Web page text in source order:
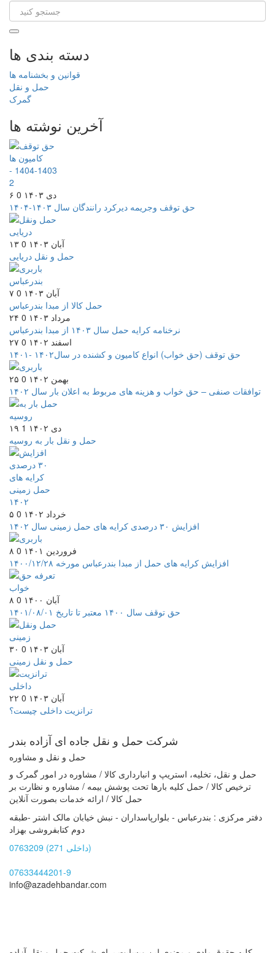
دسته بندی ها
قوانین و بخشنامه ها
حمل و نقل
گمرک
آخرین نوشته ها
۶ دی ۱۴۰۳
0
حق توقف وجریمه دیرکرد رانندگان سال ۱۴۰۳-۱۴۰۴
۱۳ آبان ۱۴۰۳
0
حمل و نقل دریایی
۷ آبان ۱۴۰۳
0
حمل کالا از مبدا بندرعباس
۲۴ مرداد ۱۴۰۳
0
نرخنامه کرایه حمل سال ۱۴۰۳ از مبدا بندرعباس
۲۷ اسفند ۱۴۰۲
0
حق توقف (حق خواب) انواع کامیون و کشنده در سال۱۴۰۲ -۱۴۰۱
۲۵ بهمن ۱۴۰۲
0
توافقات صنفی – حق خواب و هزینه های مربوط به اعلان بار سال ۱۴۰۲
۱۹ دی ۱۴۰۲
1
حمل و نقل بار به روسیه
۵ خرداد ۱۴۰۲
0
افزایش ۳۰ درصدی کرایه های حمل زمینی سال ۱۴۰۲
۸ فروردین ۱۴۰۱
0
افزایش کرایه های حمل از مبدا بندرعباس مورخه ۱۴۰۰/۱۲/۲۸
۸ آبان ۱۴۰۰
0
حق توقف سال ۱۴۰۰ معتبر تا تاریخ ۱۴۰۱/۰۸/۰۱
۳۰ آبان ۱۴۰۳
0
حمل و نقل زمینی
۲۲ آبان ۱۴۰۳
0
ترانزیت داخلی چیست؟
شرکت حمل و نقل جاده ایآزاده بندر
حمل و نقل و مشاوره
حمل و نقل، تخلیه، استریپ و انبارداری کالا / مشاوره در امور گمرک و
ترخیص کالا / حمل کلیه بارها تحت پوشش بیمه / مشاوره و نظارت بر
حمل کالا / ارائه خدمات بصورت آنلاین
دفتر مرکزی : بندرعباس - بلوارپاسداران - نبش خیابان مالک اشتر -طبقه
دوم کتابفروشی بهزاد
0763209 (داخلی 271)
07633444201-9
info@azadehbandar.com